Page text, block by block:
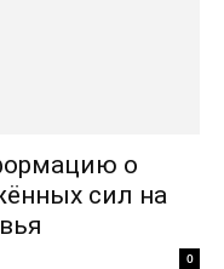
о
сил на
0